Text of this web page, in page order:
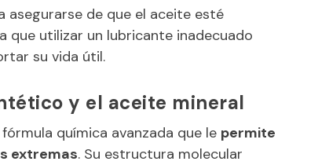
asegurarse de que el aceite esté
que utilizar un lubricante inadecuado
su vida útil.
y el aceite mineral
química avanzada que le permite
extremas. Su estructura molecular